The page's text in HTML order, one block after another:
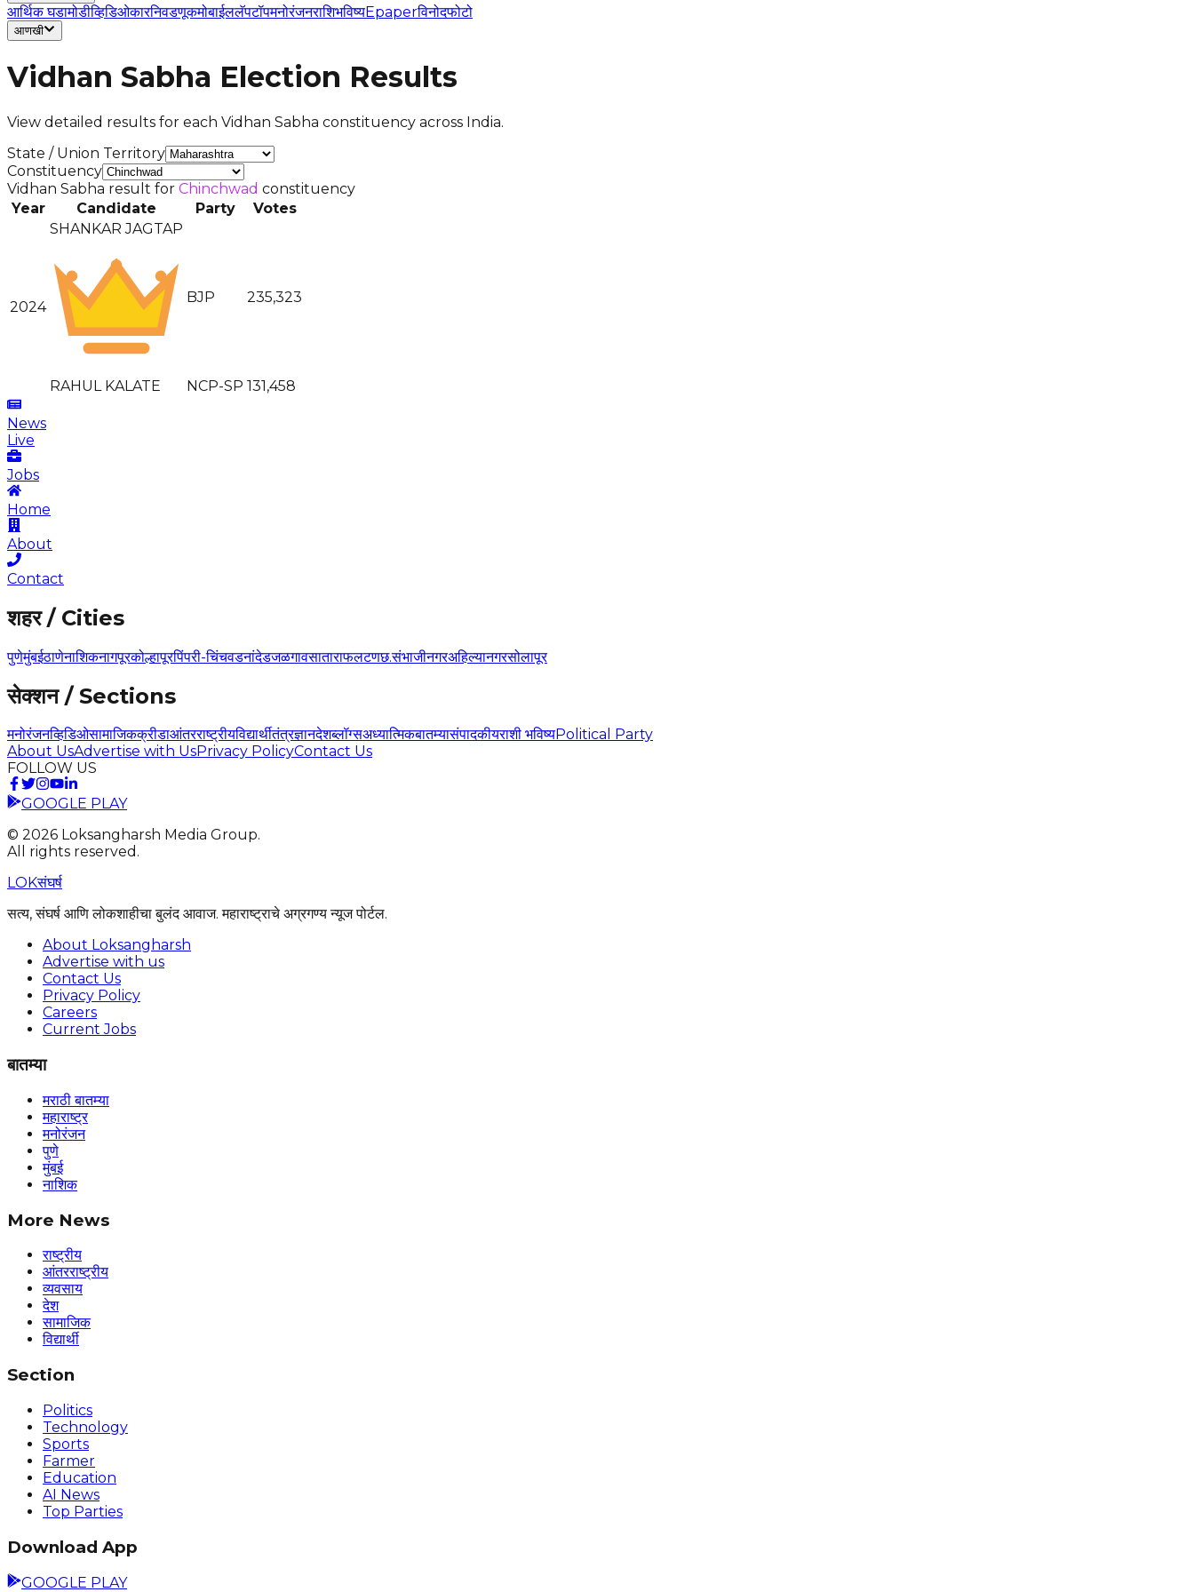
आर्थिक घडामोडीव्हिडिओकारनिवडणूकमोबाईललॅपटॉपमनोरंजनराशिभविष्यEpaperविनोदफोटो
आणखी
Vidhan Sabha Election Results
View detailed results for each Vidhan Sabha constituency across India.
State / Union Territory
Constituency
Vidhan Sabha result for Chinchwad constituency
Year
Candidate Party Votes
2024
SHANKAR JAGTAP
BJP 235,323
RAHUL KALATE NCP-SP 131,458
News
Live
Jobs
Home
About
Contact
शहर / Cities
पुणेमुंबईठाणेनाशिकनागपूरकोल्हापूरपिंपरी-चिंचवडनांदेडजळगावसाताराफलटणछ.संभाजीनगरअहिल्यानगरसोलापूर
सेक्शन / Sections
मनोरंजनव्हिडिओसामाजिकक्रीडाआंतरराष्ट्रीयविद्यार्थीतंत्रज्ञानदेशब्लॉग्सअध्यात्मिकबातम्यासंपादकीयराशी भविष्यPolitical Party
About UsAdvertise with UsPrivacy PolicyContact Us
FOLLOW US
GOOGLE PLAY
© 2026 Loksangharsh Media Group.
All rights reserved.
LOKसंघर्ष
सत्य, संघर्ष आणि लोकशाहीचा बुलंद आवाज. महाराष्ट्राचे अग्रगण्य न्यूज पोर्टल.
About Loksangharsh
Advertise with us
Contact Us
Privacy Policy
Careers
Current Jobs
बातम्या
मराठी बातम्या
महाराष्ट्र
मनोरंजन
पुणे
मुंबई
नाशिक
More News
राष्ट्रीय
आंतरराष्ट्रीय
व्यवसाय
देश
सामाजिक
विद्यार्थी
Section
Politics
Technology
Sports
Farmer
Education
AI News
Top Parties
Download App
GOOGLE PLAY